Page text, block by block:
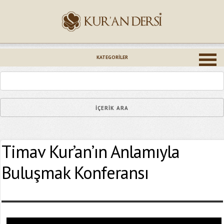
KATEGORILER
Timav Kur’an’ın Anlamıyla
Buluşmak Konferansı
Epostanız (*)
Yaşadığınız Hatanın Ayrıntıları